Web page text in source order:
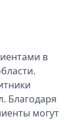
в
Благодаря
могут